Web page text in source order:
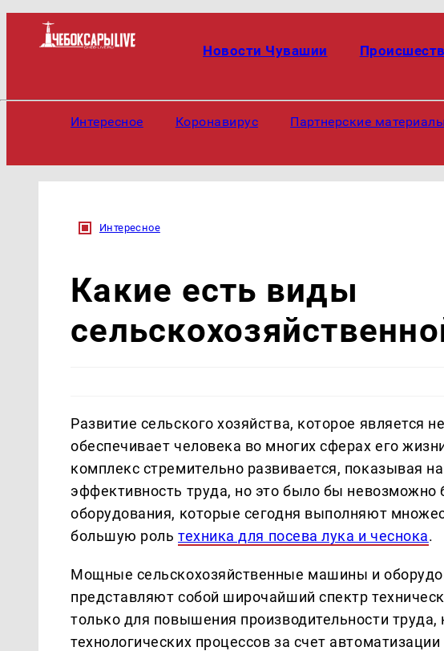
Новости Чувашии
Интересное Коронавирус Партнерские материалы
Интересное
Какие есть виды
Развитие сельского хозяйства, которое является
обеспечивает человека во многих сферах его
комплекс стремительно развивается, показывая
эффективность труда, но это было бы
оборудования, которые сегодня выполняют
большую рольтехника для посева лука и чеснока.
Мощные сельскохозяйственные машины и
представляют собой широчайший спектр
только для повышения производительности
технологических процессов за счет